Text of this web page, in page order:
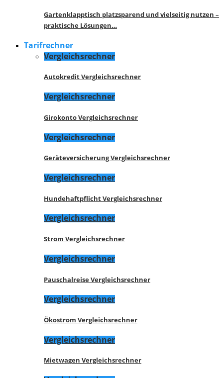
Gartenklapptisch platzsparend und vielseitig nutzen –
praktische Lösungen…
Tarifrechner
Vergleichsrechner
Autokredit Vergleichsrechner
Vergleichsrechner
Girokonto Vergleichsrechner
Vergleichsrechner
Geräteversicherung Vergleichsrechner
Vergleichsrechner
Hundehaftpflicht Vergleichsrechner
Vergleichsrechner
Strom Vergleichsrechner
Vergleichsrechner
Pauschalreise Vergleichsrechner
Vergleichsrechner
Ökostrom Vergleichsrechner
Vergleichsrechner
Mietwagen Vergleichsrechner